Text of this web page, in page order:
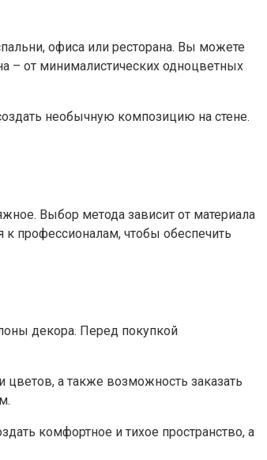
офиса или ресторана. Вы можете
– от минималистических одноцветных
необычную композицию на стене.
Выбор метода зависит от материала
к профессионалам, чтобы обеспечить
декора. Перед покупкой
а также возможность заказать
комфортное и тихое пространство, а